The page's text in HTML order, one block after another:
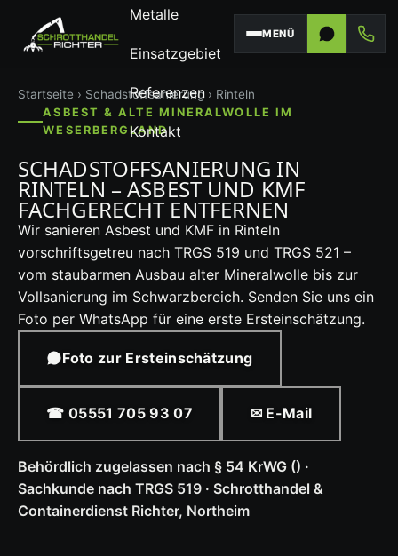
Metalle
Einsatzgebiet
Referenzen
Kontakt
MENÜ
Startseite › Schadstoffsanierung› Rinteln
ASBEST & ALTE MINERALWOLLE IM
WESERBERGLAND
SCHADSTOFFSANIERUNG IN
RINTELN – ASBEST UND KMF
FACHGERECHT ENTFERNEN
Wir sanieren Asbest und KMF in Rinteln
vorschriftsgetreu nach TRGS 519 und TRGS 521 –
vom staubarmen Ausbau alter Mineralwolle bis zur
Vollsanierung im Schwarzbereich. Senden Sie uns ein
Foto per WhatsApp für eine erste Ersteinschätzung.
Foto zur Ersteinschätzung
☎ 05551 705 93 07 ✉ E-Mail
Behördlich zugelassen nach § 54 KrWG () ·
Sachkunde nach TRGS 519 · Schrotthandel &
Containerdienst Richter, Northeim